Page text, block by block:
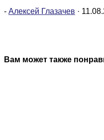
- Алексей Глазачев ·
Вам может также